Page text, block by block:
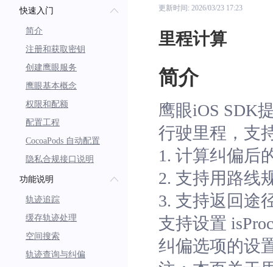
快速入门
简介
注册和获取密钥
创建鹰眼服务
鹰眼基本概念
权限和配额
配置工程
CocoaPods 自动配置
隐私合规接口说明
功能说明
轨迹追踪
缓存轨迹处理
空间搜索
轨迹查询与纠偏
更新时间: 2026/03/23 17:23
里程计算
简介
鹰眼iOS SDK
行驶里程，支
1. 计算纠偏后
2. 支持用路线
3. 支持返回途
支持设置
纠偏选项的设